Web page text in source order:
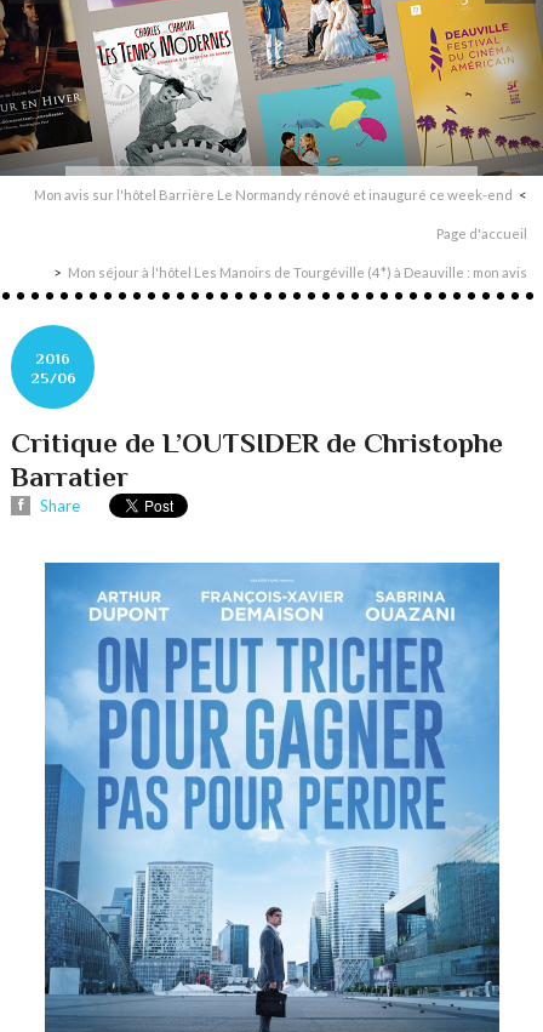
Mon avis sur l'hôtel Barrière Le Normandy rénové et inauguré ce week-end
Page d'accueil
Mon séjour à l'hôtel Les Manoirs de Tourgéville (4*) à Deauville : mon avis
2016
25/06
Critique de L’OUTSIDER de Christophe
Barratier
Share